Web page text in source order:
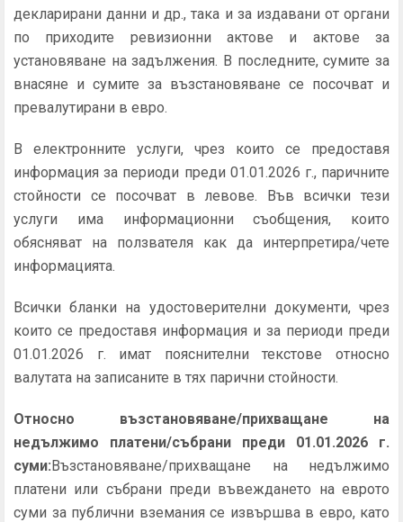
декларирани данни и др., така и за издавани от органи
по приходите ревизионни актове и актове за
установяване на задължения. В последните, сумите за
внасяне и сумите за възстановяване се посочват и
превалутирани в евро.
В електронните услуги, чрез които се предоставя
информация за периоди преди 01.01.2026 г., паричните
стойности се посочват в левове. Във всички тези
услуги има информационни съобщения, които
обясняват на ползвателя как да интерпретира/чете
информацията.
Всички бланки на удостоверителни документи, чрез
които се предоставя информация и за периоди преди
01.01.2026 г. имат пояснителни текстове относно
валутата на записаните в тях парични стойности.
Относно възстановяване/прихващане на
недължимо платени/събрани преди 01.01.2026 г.
суми:Възстановяване/прихващане на недължимо
платени или събрани преди въвеждането на еврото
суми за публични вземания се извършва в евро, като